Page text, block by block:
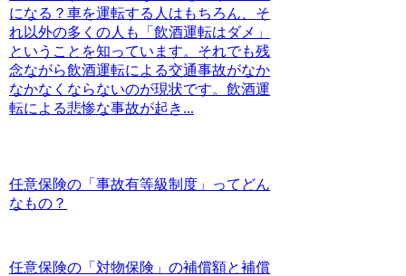
になる？車を運転する人はもちろん、そ
れ以外の多くの人も「飲酒運転はダメ」
ということを知っています。それでも残
念ながら飲酒運転による交通事故がなか
なかなくならないのが現状です。飲酒運
転による悲惨な事故が起き...
任意保険の「事故有等級制度」ってどん
なもの？
任意保険の「対物保険」の補償額と補償